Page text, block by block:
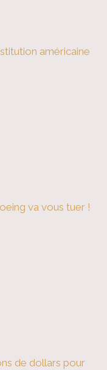
américaine
va vous tuer !
de dollars pour